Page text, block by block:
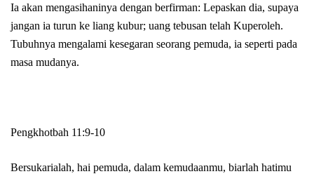
Ia akan mengasihaninya dengan berfirman: Lepaskan dia, supaya
jangan ia turun ke liang kubur; uang tebusan telah Kuperoleh.
Tubuhnya mengalami kesegaran seorang pemuda, ia seperti pada
masa mudanya.
Pengkhotbah 11:9-10
Bersukarialah, hai pemuda, dalam kemudaanmu, biarlah hatimu